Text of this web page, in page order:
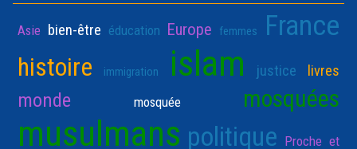
Asie bien-être éducation Europe femmes France
histoire immigration islam justice livres
monde mosquée mosquées
musulmans politique Proche et